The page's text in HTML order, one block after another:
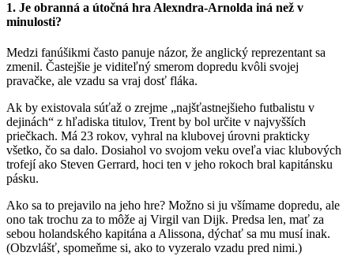
1. Je obranná a útočná hra Alexndra-Arnolda iná než v
minulosti?
Medzi fanúšikmi často panuje názor, že anglický reprezentant sa
zmenil. Častejšie je viditeľný smerom dopredu kvôli svojej
pravačke, ale vzadu sa vraj dosť fláka.
Ak by existovala súťaž o zrejme „najšťastnejšieho futbalistu v
dejinách“ z hľadiska titulov, Trent by bol určite v najvyšších
priečkach. Má 23 rokov, vyhral na klubovej úrovni prakticky
všetko, čo sa dalo. Dosiahol vo svojom veku oveľa viac klubových
trofejí ako Steven Gerrard, hoci ten v jeho rokoch bral kapitánsku
pásku.
Ako sa to prejavilo na jeho hre? Možno si ju všímame dopredu, ale
ono tak trochu za to môže aj Virgil van Dijk. Predsa len, mať za
sebou holandského kapitána a Alissona, dýchať sa mu musí inak.
(Obzvlášť, spomeňme si, ako to vyzeralo vzadu pred nimi.)